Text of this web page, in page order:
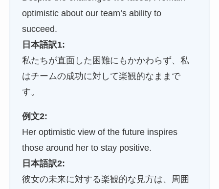
optimistic about our team’s ability to
succeed.
日本語訳1:
私たちが直面した困難にもかかわらず、私
はチームの成功に対して楽観的なままで
す。
例文2:
Her optimistic view of the future inspires
those around her to stay positive.
日本語訳2:
彼女の未来に対する楽観的な見方は、周囲